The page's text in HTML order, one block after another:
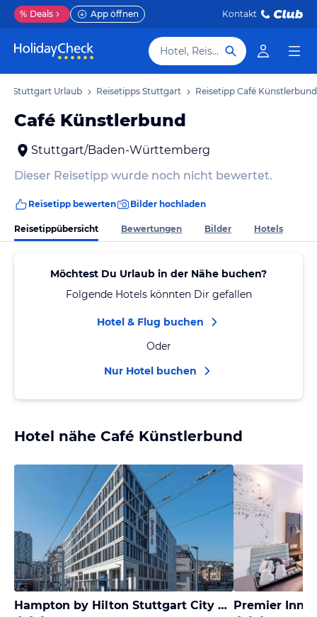
% Deals App öffnen Kontakt
Hotel, Reiseziel
Stuttgart Urlaub Reisetipps Stuttgart Reisetipp Café Künstlerbund
Café Künstlerbund
Stuttgart/Baden-Württemberg
Dieser Reisetipp wurde noch nicht bewertet.
Reisetipp bewerten Bilder hochladen
Reisetippübersicht Bewertungen Bilder Hotels
Möchtest Du Urlaub in der Nähe buchen?
Folgende Hotels könnten Dir gefallen
Hotel & Flug buchen
Oder
Nur Hotel buchen
Hotel nähe Café Künstlerbund
Hampton by Hilton Stuttgart City Centre